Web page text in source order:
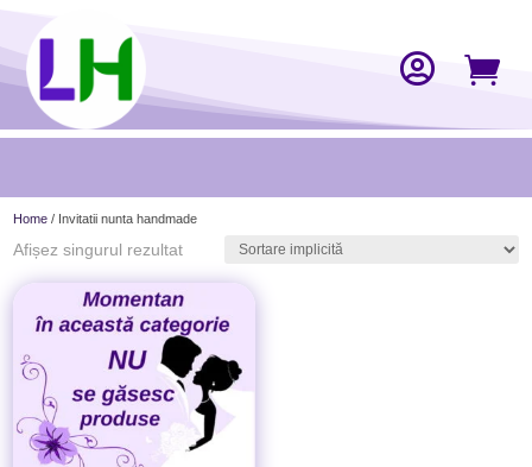
 
Home / Invitatii nunta handmade
Afișez singurul rezultat